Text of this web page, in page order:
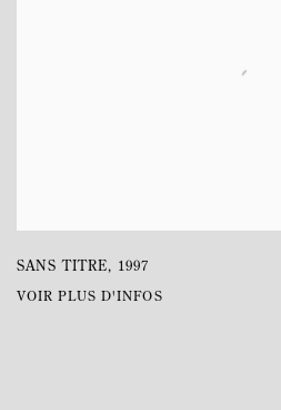
SANS TITRE, 1997
VOIR PLUS D'INFOS